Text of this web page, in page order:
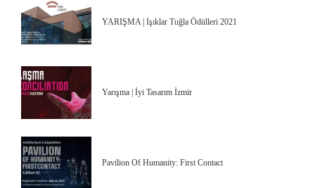
YARIŞMA | Işıklar Tuğla Ödülleri 2021
Yarışma | İyi Tasarım İzmir
Pavilion Of Humanity: First Contact